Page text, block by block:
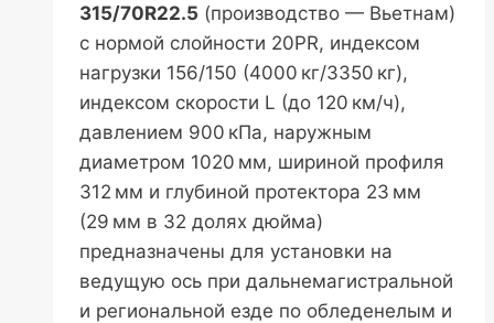
315/70R22.5 (производство — Вьетнам)
с нормой слойности 20PR, индексом
нагрузки 156/150 (4000 кг/3350 кг),
индексом скорости L (до 120 км/ч),
давлением 900 кПа, наружным
диаметром 1020 мм, шириной профиля
312 мм и глубиной протектора 23 мм
(29 мм в 32 долях дюйма)
предназначены для установки на
ведущую ось при дальнемагистральной
и региональной езде по обледенелым и